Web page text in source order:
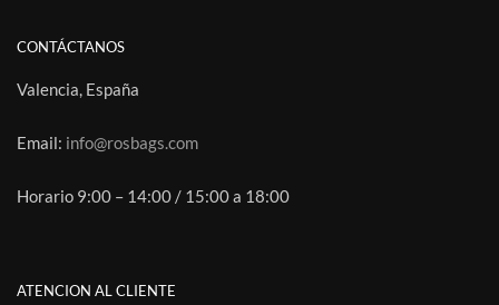
CONTÁCTANOS
Valencia, España
Email: info@rosbags.com
Horario 9:00 – 14:00 / 15:00 a 18:00
ATENCION AL CLIENTE